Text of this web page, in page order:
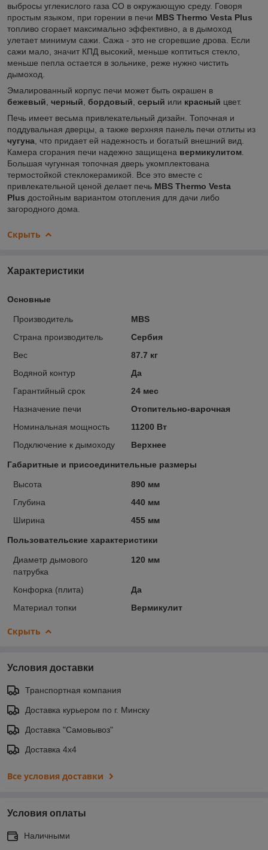
выбросы углекислого газа CO в окружающую среду. Говоря
простым языком, при горении в печи MBS Thermo Vesta Plus
топливо сгорает максимально эффективно, а в дымоход
улетает минимум сажи. Сажа - это не сгоревшие дрова. Если
сажи мало, значит КПД высокий, меньше коптиться стекло,
меньше пепла остается в зольнике, реже нужно чистить
дымоход.
Эмалированный корпус печи может быть окрашен в
бежевый черный бордовый серый или красный цвет.
Печь имеет весьма привлекательный дизайн. Топочная и
поддувальная дверцы, а также верхняя панель печи отлиты из
чугуна , что придает ей надежность и богатый внешний вид.
Камера сгорания печи надежно защищена вермикулитом
Большая чугунная топочная дверь укомплектована
термостойкой стеклокерамикой. Все это вместе с
привлекательной ценой делает печь MBS Thermo Vesta
Plus достойным вариантом отопления для дачи либо
загородного дома.
Скрыть
Характеристики
Основные
Производитель
MBS
Страна производитель
Сербия
Вес
87.7 кг
Водяной контур
Да
Гарантийный срок
24 мес
Назначение печи
Отопительно-варочная
Номинальная мощность
11200 Вт
Подключение к дымоходу
Верхнее
Габаритные и присоединительные размеры
Высота
890 мм
Глубина
440 мм
Ширина
455 мм
Пользовательские характеристики
Диаметр дымового
патрубка
120 мм
Конфорка (плита)
Да
Материал топки
Вермикулит
Скрыть
Условия доставки
Транспортная компания
Доставка курьером по г. Минску
Доставка "Самовывоз"
Доставка 4х4
Все условия доставки
Условия оплаты
Наличными